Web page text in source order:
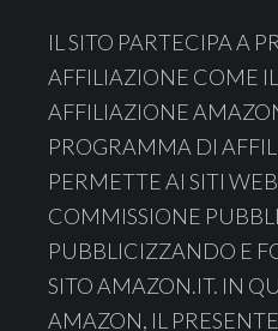
IL SITO PARTECIPA A
AFFILIAZIONE COME
AFFILIAZIONE
PROGRAMMA DI
PERMETTE AI SITI
COMMISSIONE
PUBBLICIZZANDO E
SITO AMAZON.IT. IN
AMAZON, IL